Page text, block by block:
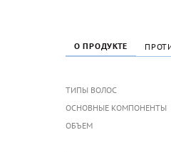
О ПРОДУКТЕ
ТИПЫ ВОЛОС
ОСНОВНЫЕ КОМПОНЕНТЫ
ОБЪЕМ